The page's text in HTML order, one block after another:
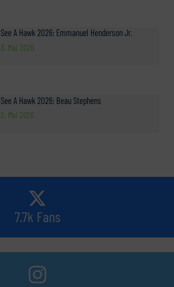
See A Hawk 2026: Emmanuel Henderson Jr.
3. Mai 2026
See A Hawk 2026: Beau Stephens
2. Mai 2026
7.7k Fans